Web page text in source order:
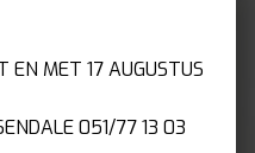
EN MET 17 AUGUSTUS
051/77 13 03